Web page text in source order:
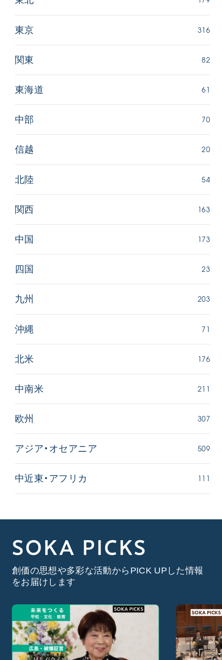
東京 316
関東 82
東海道 61
中部 70
信越 20
北陸 54
関西 163
中国 173
四国 23
九州 203
沖縄 71
北米 176
中南米 211
欧州 307
アジア・オセアニア 509
中近東・アフリカ 111
SOKA PICKS
創価の思想や多彩な活動からPICK UPした情報
をお届けします